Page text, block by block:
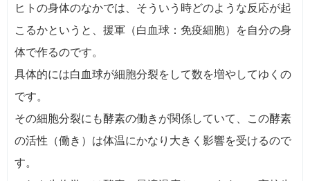
ヒトの身体のなかでは、そういう時どのような反応が起
こるかというと、援軍（白血球：免疫細胞）を自分の身
体で作るのです。
具体的には白血球が細胞分裂をして数を増やしてゆくの
です。
その細胞分裂にも酵素の働きが関係していて、この酵素
の活性（働き）は体温にかなり大きく影響を受けるので
す。